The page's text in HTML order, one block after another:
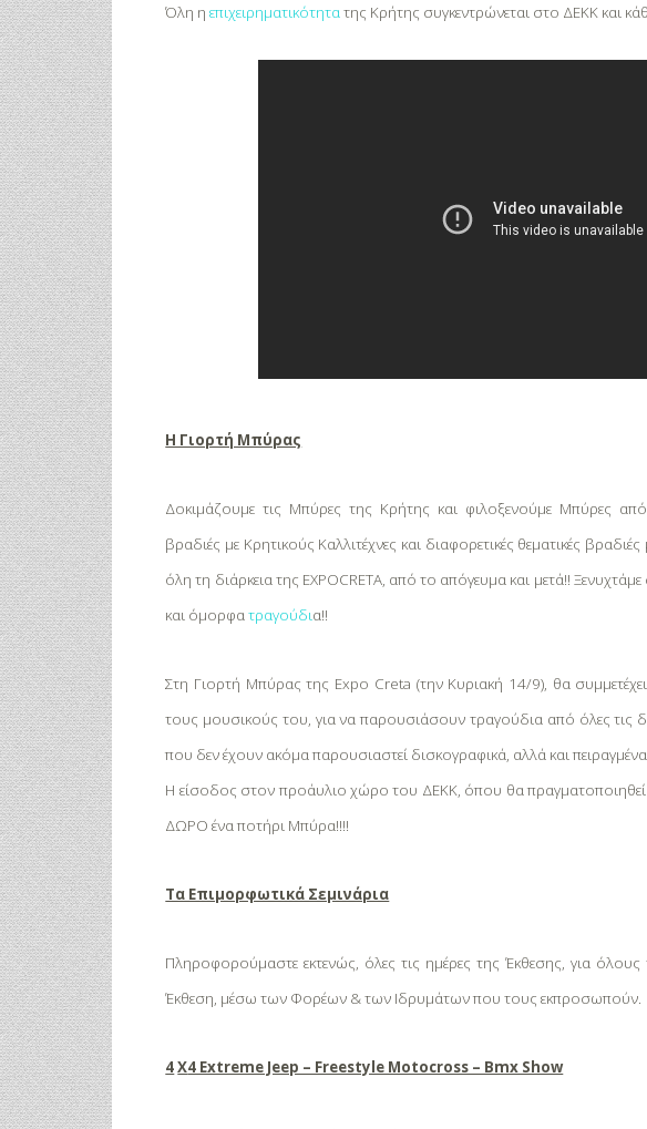
Όλη ηεπιχειρηματικότητατης Κρήτης συγκεντρώνεται στο ΔΕΚΚ και
Η Γιορτή Μπύρας
Δοκιμάζουμε τις Μπύρες της Κρήτης και φιλοξενούμε Μπύρες
βραδιές με Κρητικούς Καλλιτέχνες και διαφορετικές θεματικές
όλη τη διάρκεια της EXPOCRETA, από το απόγευμα και μετά!!
και όμορφατραγούδια!!
Στη Γιορτή Μπύρας της Expo Creta (την Κυριακή 14/9), θα
τους μουσικούς του, για να παρουσιάσουν τραγούδια από όλες τις
που δεν έχουν ακόμα παρουσιαστεί δισκογραφικά, αλλά και
Η είσοδος στον προάυλιο χώρο του ΔΕΚΚ, όπου θα
ΔΩΡΟ ένα ποτήρι Μπύρα!!!!
Τα Επιμορφωτικά Σεμινάρια
Πληροφορούμαστε εκτενώς, όλες τις ημέρες της Έκθεσης, για
Έκθεση, μέσω των Φορέων & των Ιδρυμάτων που τους εκπροσωπούν.
4Χ4 Extreme Jeep – Freestyle Motocross – Bmx Show